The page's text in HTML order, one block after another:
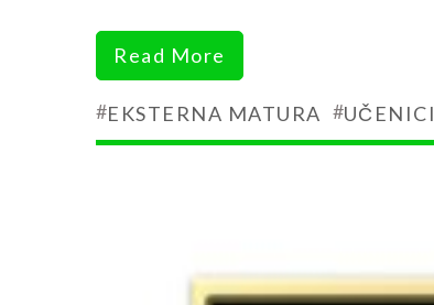
Read More
#EKSTERNA MATURA #UČENICI